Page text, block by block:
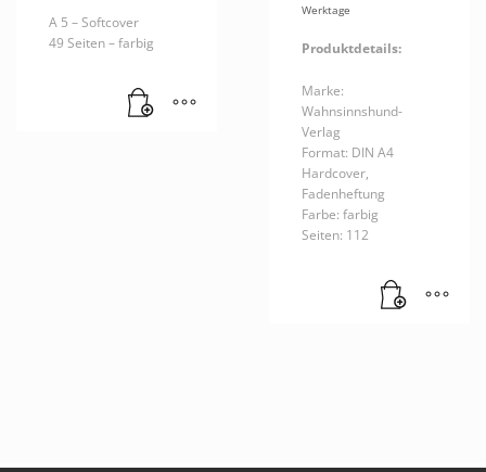
A 5 – Softcover
49 Seiten – farbig
Werktage
Produktdetails:
Marke:
Wahnsinnshund-
Verlag
Format: DIN A4
Hardcover,
Fadenheftung
Farbe: farbig
Seiten: 112